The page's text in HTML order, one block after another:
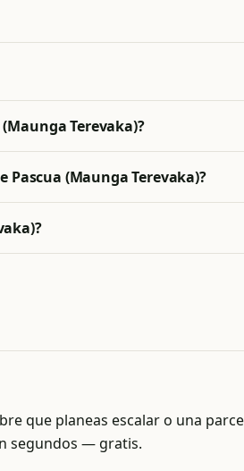
Terevaka)?
Pascua (Maunga Terevaka)?
que planeas escalar o una
segundos — gratis.